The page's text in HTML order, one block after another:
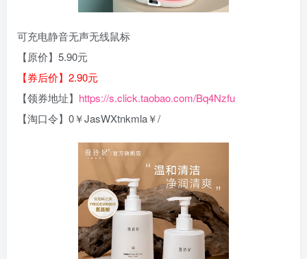
可充电静音无声无线鼠标
【原价】5.90元
【券后价】2.90元
【领券地址】 https://s.click.taobao.com/Bq4Nzfu
【淘口令】0￥JasWXtnkmla￥/